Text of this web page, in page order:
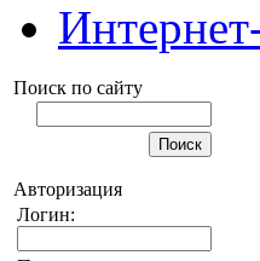
Поиск по сайту
Авторизация
Логин: